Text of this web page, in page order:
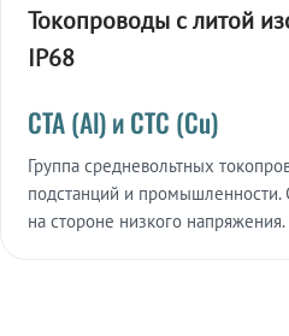
Токопроводы с литой
IP68
СТА (Al) и СТС (Cu)
Группа средневольтных
подстанций и
на стороне низкого напряжения.